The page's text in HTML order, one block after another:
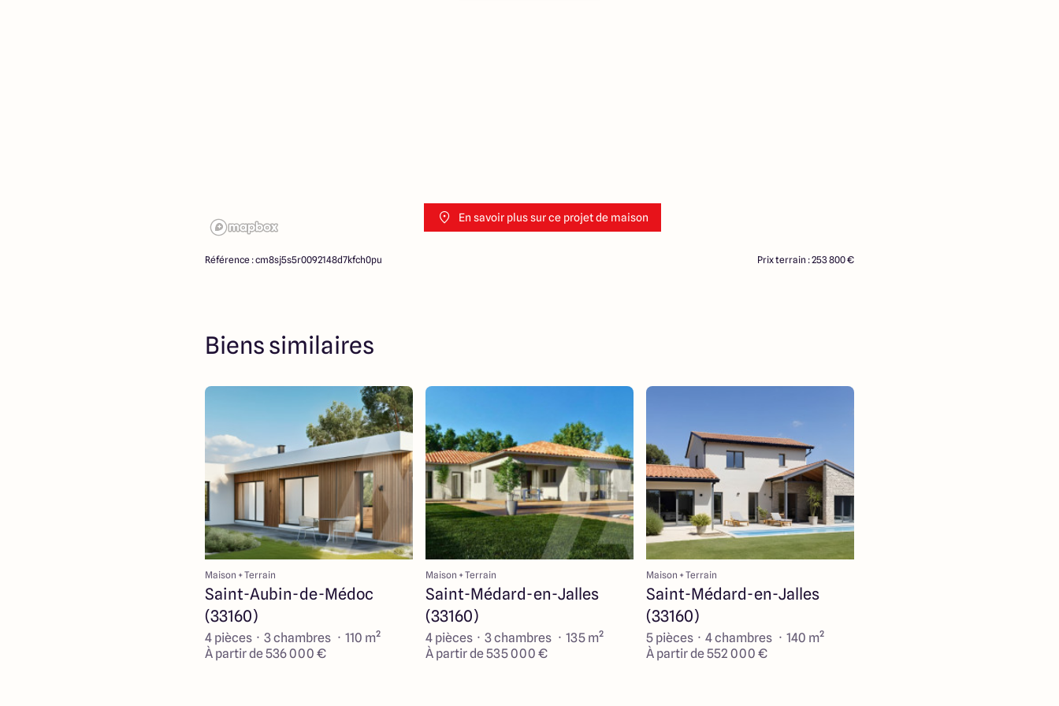
En savoir plus sur ce projet de maison
Référence : cm8sj5s5r0092148d7kfch0pu Prix terrain : 253 800 €
Biens similaires
Maison + Terrain
Saint-Aubin-de-Médoc
(33160)
4 pièces · 3 chambres · 110 m²
À partir de 536 000 €
Maison + Terrain
Saint-Médard-en-Jalles
(33160)
4 pièces · 3 chambres · 135 m²
À partir de 535 000 €
Maison + Terrain
Saint-Médard-en-Jalles
(33160)
5 pièces · 4 chambres · 140 m²
À partir de 552 000 €